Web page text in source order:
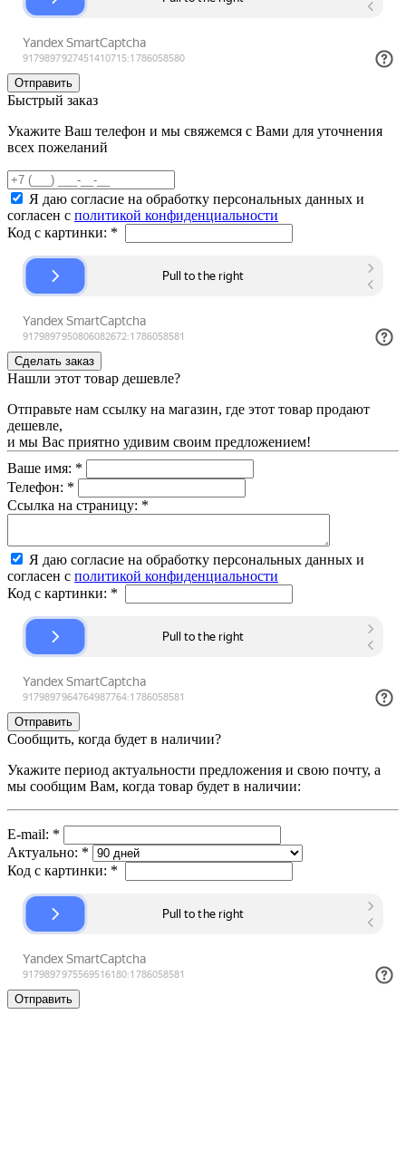
Быстрый заказ
Укажите Ваш телефон и мы свяжемся с Вами для уточнения
всех пожеланий
Я даю согласие на обработку персональных данных и
согласен с политикой конфиденциальности
Код с картинки: *
Нашли этот товар дешевле?
Отправьте нам ссылку на магазин, где этот товар продают
дешевле,
и мы Вас приятно удивим своим предложением!
Ваше имя: *
Телефон: *
Ссылка на страницу: *
Я даю согласие на обработку персональных данных и
согласен с политикой конфиденциальности
Код с картинки: *
Сообщить, когда будет в наличии?
Укажите период актуальности предложения и свою почту, а
мы сообщим Вам, когда товар будет в наличии:
E-mail: *
Актуально: *
Код с картинки: *